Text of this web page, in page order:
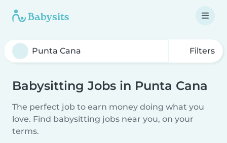
Filters
Babysitting Jobs in Punta Cana
The perfect job to earn money doing what you
love. Find babysitting jobs near you, on your
terms.